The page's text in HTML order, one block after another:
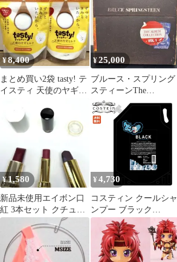
ンド ザ トリップス 八
田ケンヂ ケントリ パン
ク
¥8,400
まとめ買い2袋 tasty! テ
イスティ 天使のヤギミ
¥25,000
ブルース・スプリング
スティーンThe
AlbumsCollectionVol.1
¥1,580
新品未使用エイボン口
紅 3本セット クチュリ
エール アクアルージュ
ステイオン
¥ 4,730
コスティン クールシャ
ンプー ブラック
3000mL 詰め替え 業務
用 レフィル 日本製 爽
快 クール メンズ 夏 シ
ャンプー 暑さ対策